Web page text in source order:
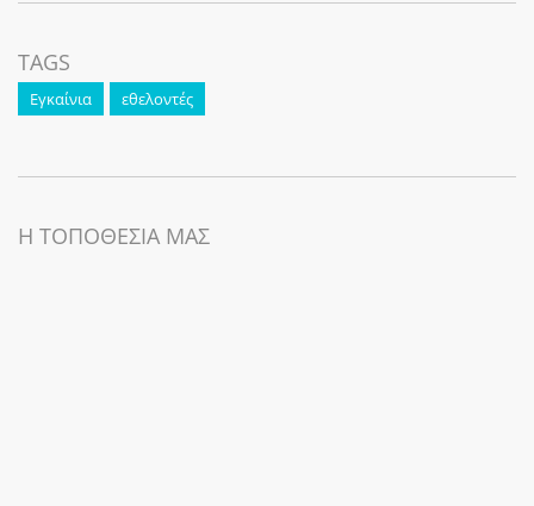
TAGS
Εγκαίνια εθελοντές
Η ΤΟΠΟΘΕΣΙΑ ΜΑΣ